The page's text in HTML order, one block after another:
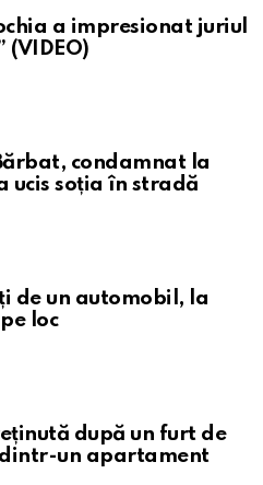
a impresionat juriul
(VIDEO)
condamnat la
ucis soția în stradă
de un automobil, la
loc
după un furt de
dintr-un apartament